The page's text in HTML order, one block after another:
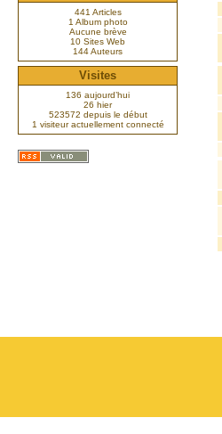
441 Articles
1 Album photo
Aucune brève
10 Sites Web
144 Auteurs
Visites
136 aujourd’hui
26 hier
523572 depuis le début
1 visiteur actuellement connecté